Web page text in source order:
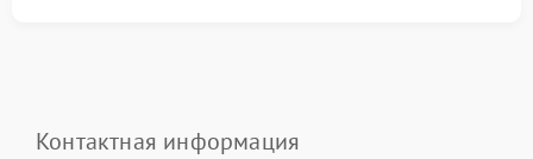
Контактная информация